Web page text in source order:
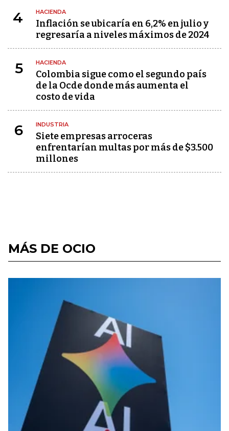
4 HACIENDA
Inflación se ubicaría en 6,2% en julio y
regresaría a niveles máximos de 2024
5 HACIENDA
Colombia sigue como el segundo país
de la Ocde donde más aumenta el
costo de vida
6 INDUSTRIA
Siete empresas arroceras
enfrentarían multas por más de $3.500
millones
MÁS DE OCIO